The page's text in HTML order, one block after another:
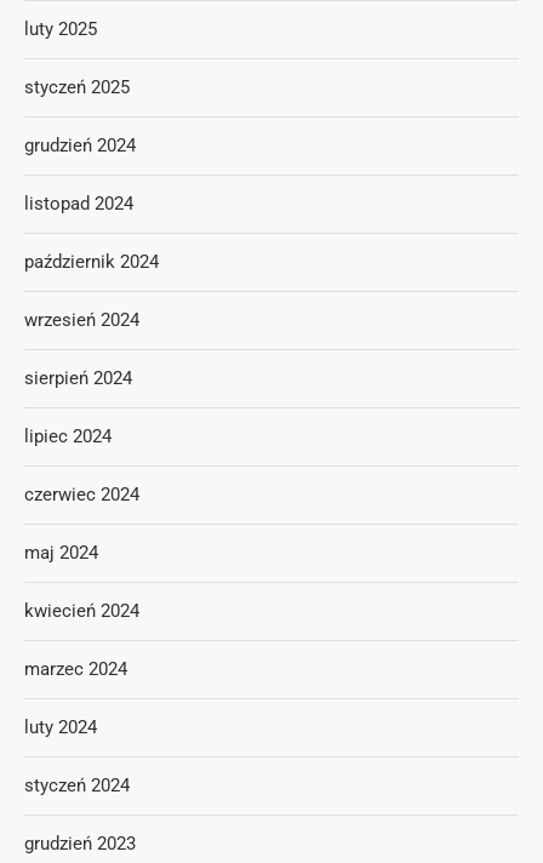
luty 2025
styczeń 2025
grudzień 2024
listopad 2024
październik 2024
wrzesień 2024
sierpień 2024
lipiec 2024
czerwiec 2024
maj 2024
kwiecień 2024
marzec 2024
luty 2024
styczeń 2024
grudzień 2023